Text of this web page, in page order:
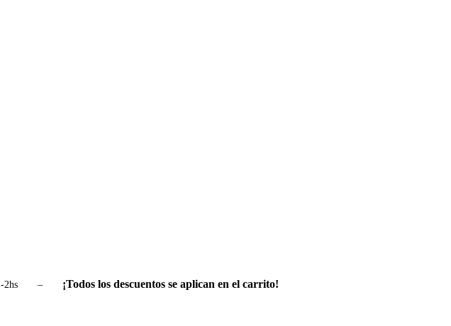
-2hs – ¡Todos los descuentos se aplican en el carrito!